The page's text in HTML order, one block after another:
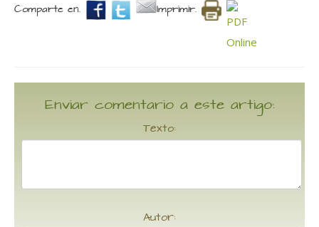
Comparte en. Imprimir.
Enviar comentario a este artigo:
Texto:
Autor: